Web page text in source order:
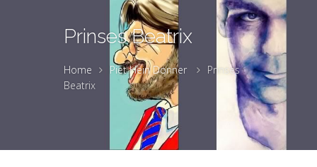
Prinses Beatrix
Home Piet Hein Donner
Prinses
Beatrix